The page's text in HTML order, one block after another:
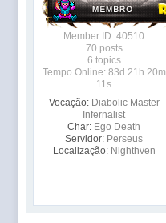
Member ID: 40510
70 posts
6 topics
Tempo Online: 83d 21h 20m
11s
Vocação: Diabolic Master
Infernalist
Char: Ego Death
Servidor: Perseus
Localização: Nighthven